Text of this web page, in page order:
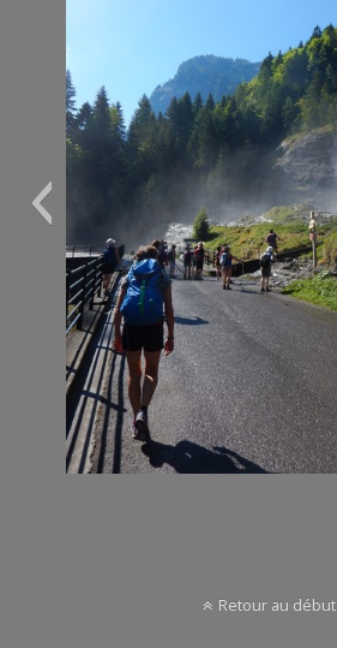
Retour au début